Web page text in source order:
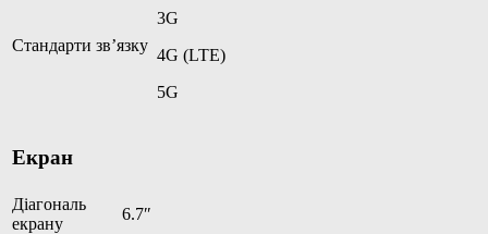
Стандарти зв’язку
3G
4G (LTE)
5G
Екран
Діагональ
екрану
6.7″